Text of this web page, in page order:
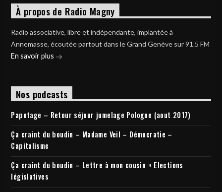
À propos de Radio Magny
Radio associative, libre et indépendante, implantée à
Annemasse, écoutée partout dans le Grand Genève sur 91.5 FM
En savoir plus
Nos podcasts
Papotage – Retour séjour jumelage Pologne (aout 2017)
Ça craint du boudin – Madame Veil – Démocratie –
Capitalisme
Ça craint du boudin – Lettre à mon cousin + Elections
législatives